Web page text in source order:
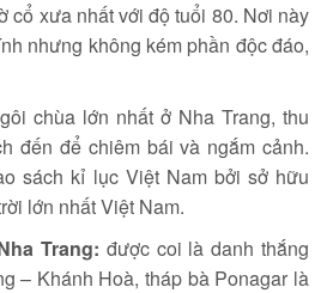
cổ xưa nhất với độ tuổi 80. Nơi này
nhưng không kém phần độc đáo,
chùa lớn nhất ở Nha Trang, thu
đến để chiêm bái và ngắm cảnh.
sách kỉ lục Việt Nam bởi sở hữu
lớn nhất Việt Nam.
Trang: được coi là danh thắng
– Khánh Hoà, tháp bà Ponagar là